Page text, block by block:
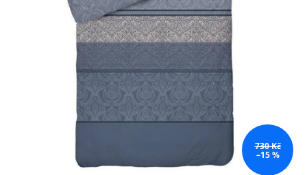
730 Kč
–15 %